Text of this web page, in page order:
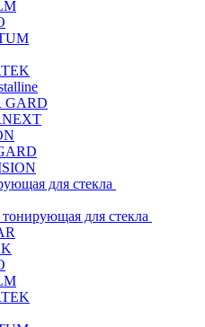
GARD
для стекла
для стекла